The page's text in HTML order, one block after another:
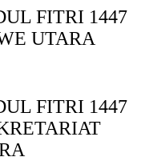
FITRI 1447
UTARA
FITRI 1447